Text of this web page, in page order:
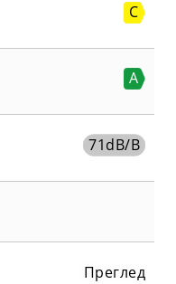
C
A
71dB/B
Преглед